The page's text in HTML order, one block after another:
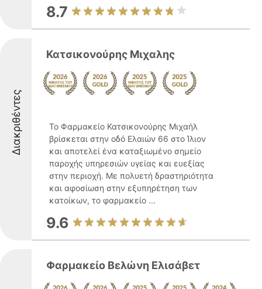
8.7
Διακριθέντες
Κατσικονούρης Μιχαλης
Το Φαρμακείο Κατσικονούρης Μιχαήλ
βρίσκεται στην οδό Ελαιών 66 στο Ίλιον
και αποτελεί ένα καταξιωμένο σημείο
παροχής υπηρεσιών υγείας και ευεξίας
στην περιοχή. Με πολυετή δραστηριότητα
και αφοσίωση στην εξυπηρέτηση των
κατοίκων, το φαρμακείο ...
9.6
Φαρμακείο Βελώνη Ελισάβετ